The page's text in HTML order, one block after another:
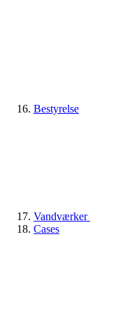
Bestyrelse
Vandværker
Cases